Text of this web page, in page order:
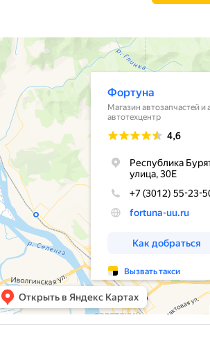
[2]
[1]
[5]
[3]
[418]
[1]
[5]
[80]
[1]
[528]
[1]
[1]